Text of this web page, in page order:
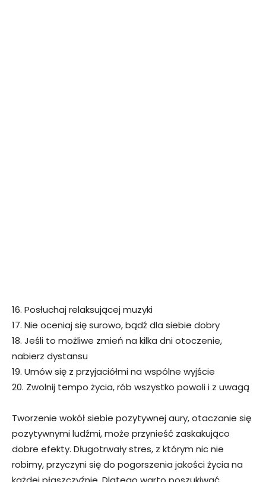
16. Posłuchaj relaksującej muzyki
17. Nie oceniaj się surowo, bądź dla siebie dobry
18. Jeśli to możliwe zmień na kilka dni otoczenie,
nabierz dystansu
19. Umów się z przyjaciółmi na wspólne wyjście
20. Zwolnij tempo życia, rób wszystko powoli i z uwagą
Tworzenie wokół siebie pozytywnej aury, otaczanie się
pozytywnymi ludźmi, może przynieść zaskakująco
dobre efekty. Długotrwały stres, z którym nic nie
robimy, przyczyni się do pogorszenia jakości życia na